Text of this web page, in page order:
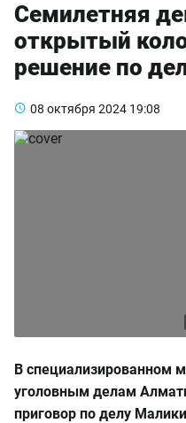
Семилетняя
открытый
решение по
08 октября 2024 19:08
В специализированном
уголовным делам
приговор по делу